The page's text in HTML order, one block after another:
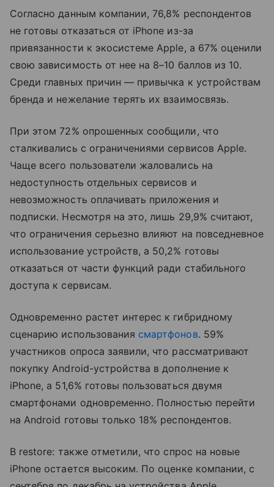
Согласно данным компании, 76,8% респондентов
не готовы отказаться от iPhone из-за
привязанности к экосистеме Apple, а 67% оценили
свою зависимость от нее на 8–10 баллов из 10.
Среди главных причин — привычка к устройствам
бренда и нежелание терять их взаимосвязь.
При этом 72% опрошенных сообщили, что
сталкивались с ограничениями сервисов Apple.
Чаще всего пользователи жаловались на
недоступность отдельных сервисов и
невозможность оплачивать приложения и
подписки. Несмотря на это, лишь 29,9% считают,
что ограничения серьезно влияют на повседневное
использование устройств, а 50,2% готовы
отказаться от части функций ради стабильного
доступа к сервисам.
Одновременно растет интерес к гибридному
сценарию использования смартфонов. 59%
участников опроса заявили, что рассматривают
покупку Android-устройства в дополнение к
iPhone, а 51,6% готовы пользоваться двумя
смартфонами одновременно. Полностью перейти
на Android готовы только 18% респондентов.
В restore: также отметили, что спрос на новые
iPhone остается высоким. По оценке компании, с